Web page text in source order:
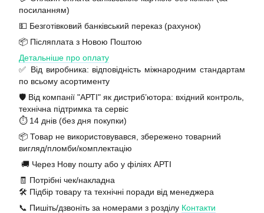
посиланням)
💵 Безготівковий банківський переказ (рахунок)
📦 Післяплата з Новою Поштою
Детальніше про оплату
✅ Від виробника: відповідність міжнародним стандартам
по всьому асортименту
🛡️ Від компанії "АРТІ" як дистриб’ютора: вхідний контроль,
технічна підтримка та сервіс
⏱️ 14 днів (без дня покупки)
📦 Товар не використовувався, збережено товарний
вигляд/пломби/комплектацію
🚚 Через Нову пошту або у філіях АРТІ
🧾 Потрібні чек/накладна
🛠️ Підбір товару та технічні поради від менеджера
📞 Пишіть/дзвоніть за номерами з розділу Контакти